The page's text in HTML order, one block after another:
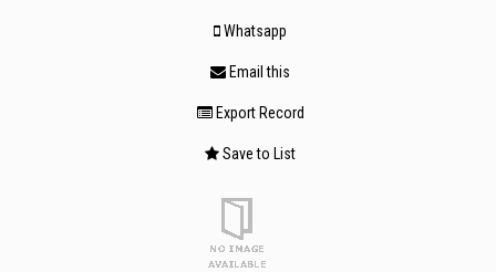
Whatsapp
Email this
Export Record
Save to List